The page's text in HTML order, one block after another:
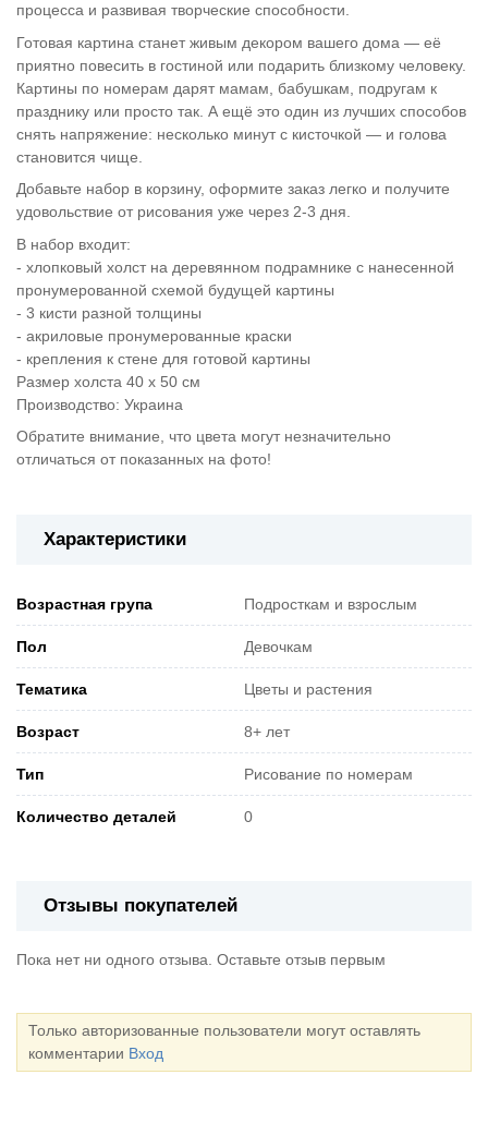
процесса и развивая творческие способности.
Готовая картина станет живым декором вашего дома — её
приятно повесить в гостиной или подарить близкому человеку.
Картины по номерам дарят мамам, бабушкам, подругам к
празднику или просто так. А ещё это один из лучших способов
снять напряжение: несколько минут с кисточкой — и голова
становится чище.
Добавьте набор в корзину, оформите заказ легко и получите
удовольствие от рисования уже через 2-3 дня.
В набор входит:
- хлопковый холст на деревянном подрамнике с нанесенной
пронумерованной схемой будущей картины
- 3 кисти разной толщины
- акриловые пронумерованные краски
- крепления к стене для готовой картины
Размер холста 40 х 50 см
Производство: Украина
Обратите внимание, что цвета могут незначительно
отличаться от показанных на фото!
Характеристики
Возрастная група Подросткам и взрослым
Пол Девочкам
Тематика Цветы и растения
Возраст 8+ лет
Тип Рисование по номерам
Количество деталей 0
Отзывы покупателей
Пока нет ни одного отзыва. Оставьте отзыв первым
Только авторизованные пользователи могут оставлять
комментарии Вход